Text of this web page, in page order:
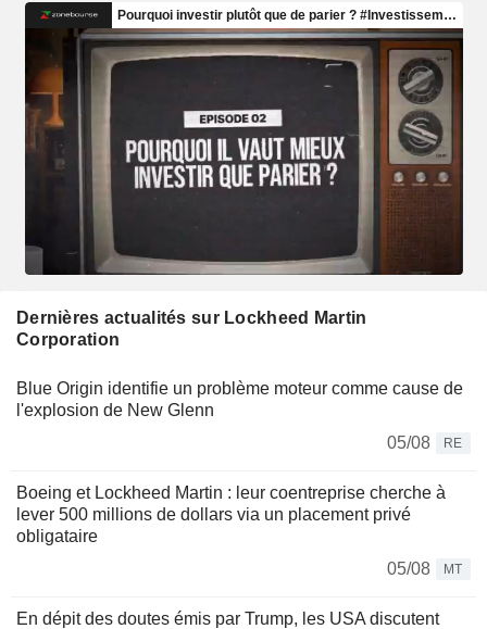
Dernières actualités sur Lockheed Martin
Corporation
Blue Origin identifie un problème moteur comme cause de
l'explosion de New Glenn
05/08
RE
Boeing et Lockheed Martin : leur coentreprise cherche à
lever 500 millions de dollars via un placement privé
obligataire
05/08
MT
En dépit des doutes émis par Trump, les USA discutent